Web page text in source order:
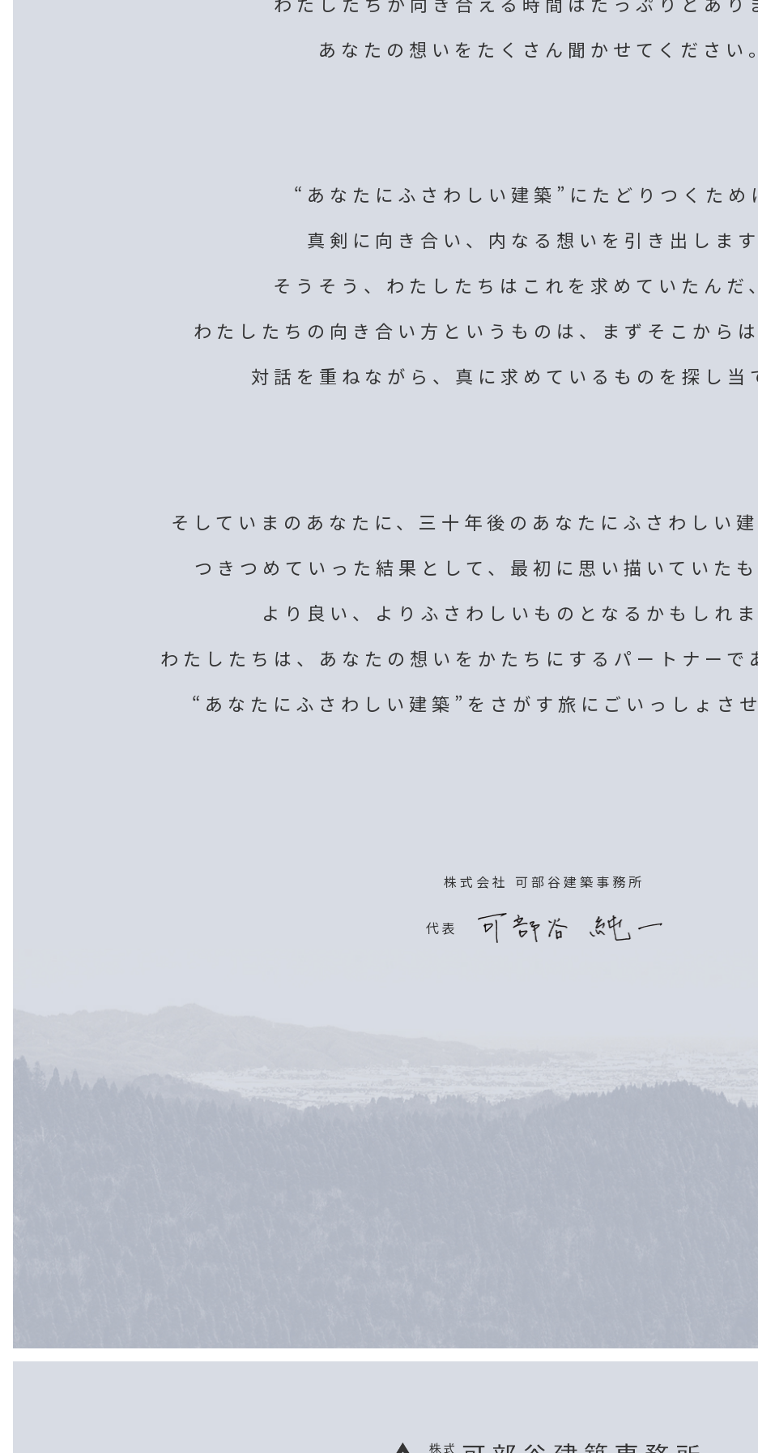
あなたの想いを たくさん聞かせてください。
“あなたにふさわしい建築”に たどりつくため
真剣に向き合い、 内なる想いを引き出します
そうそう、わたしたちは これを求めていたんだ
わたしたちの向き合い方というものは、
まずそこから
対話を重ねながら、 真に求めているものを探し当
そしていまのあなたに、三十年後の あなたにふさわしい
つきつめていった結果として、 最初に思い描いていた
より良い、よりふさわしいものと なるかもしれま
わたしたちは、 あなたの想いをかたちにする パートナーで
“あなたにふさわしい建築”を さがす旅にごいっしょさ
株式会社 可部谷建築事務所
代表